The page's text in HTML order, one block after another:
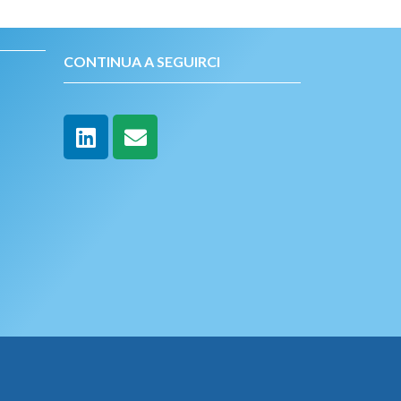
CONTINUA A SEGUIRCI